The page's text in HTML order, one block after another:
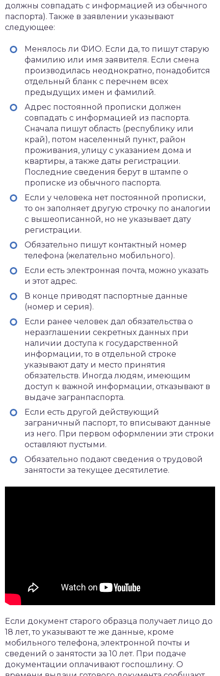
должны совпадать с информацией из обычного
паспорта). Также в заявлении указывают
следующее:
Менялось ли ФИО. Если да, то пишут старую
фамилию или имя заявителя. Если смена
производилась неоднократно, понадобится
отдельный бланк с перечнем всех
предыдущих имен и фамилий.
Адрес постоянной прописки должен
совпадать с информацией из паспорта.
Сначала пишут область (республику или
край), потом населенный пункт, район
проживания, улицу с указанием дома и
квартиры, а также даты регистрации.
Последние сведения берут в штампе о
прописке из обычного паспорта.
Если у человека нет постоянной прописки,
то он заполняет другую строчку по аналогии
с вышеописанной, но не указывает дату
регистрации.
Обязательно пишут контактный номер
телефона (желательно мобильного).
Если есть электронная почта, можно указать
и этот адрес.
В конце приводят паспортные данные
(номер и серия).
Если ранее человек дал обязательства о
неразглашении секретных данных при
наличии доступа к государственной
информации, то в отдельной строке
указывают дату и место принятия
обязательств. Иногда людям, имеющим
доступ к важной информации, отказывают в
выдаче загранпаспорта.
Если есть другой действующий
заграничный паспорт, то вписывают данные
из него. При первом оформлении эти строки
оставляют пустыми.
Обязательно подают сведения о трудовой
занятости за текущее десятилетие.
Если документ старого образца получает лицо до
18 лет, то указывают те же данные, кроме
мобильного телефона, электронной почты и
сведений о занятости за 10 лет. При подаче
документации оплачивают госпошлину. О